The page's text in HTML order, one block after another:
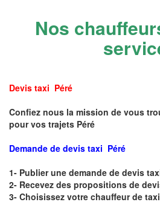
Nos
Devis taxi Péré
Confiez nous la mission de vous
pour vos trajets Péré
Demande de devis taxi Péré
1- Publier une demande de devis
2- Recevez des propositions de
3- Choisissez votre chauffeur de taxi